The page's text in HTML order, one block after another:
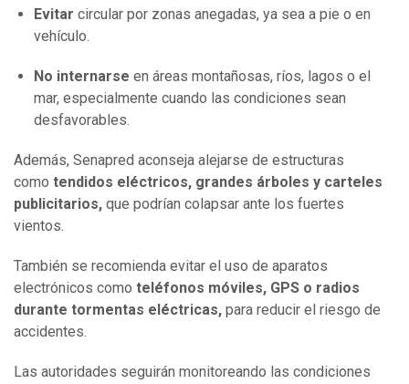
Evitar circular por zonas anegadas, ya sea a pie o en
vehículo.
No internarse en áreas montañosas, ríos, lagos o el
mar, especialmente cuando las condiciones sean
desfavorables.
Además, Senapred aconseja alejarse de estructuras
como tendidos eléctricos, grandes árboles y carteles
publicitarios, que podrían colapsar ante los fuertes
vientos.
También se recomienda evitar el uso de aparatos
electrónicos como teléfonos móviles, GPS o radios
durante tormentas eléctricas, para reducir el riesgo de
accidentes.
Las autoridades seguirán monitoreando las condiciones